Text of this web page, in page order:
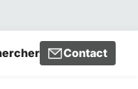
Contact